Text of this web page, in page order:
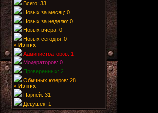
Всего: 33
Новых за месяц: 0
Новых за неделю: 0
Новых вчера: 0
Новых сегодня: 0
» Из них
Администраторов: 1
Модераторов: 0
Проверенных: 2
Обычных юзеров: 28
» Из них
Парней: 31
Девушек: 1